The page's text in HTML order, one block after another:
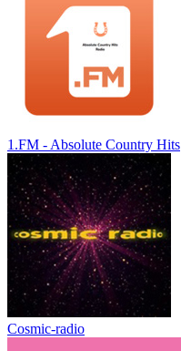
1.FM - Absolute Country Hits
Cosmic-radio